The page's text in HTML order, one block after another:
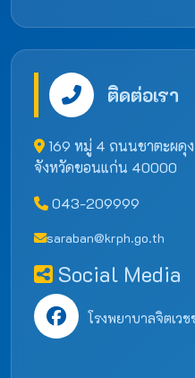
ติดต่อเรา
169 หมู่ 4 ถนนชาตะผดุง
จังหวัดขอนแก่น 40000
043-209999
saraban@krph.go.th
Social Media
โรงพยาบาลจิตเว